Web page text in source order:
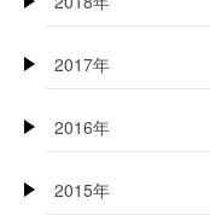
2017年
2016年
2015年